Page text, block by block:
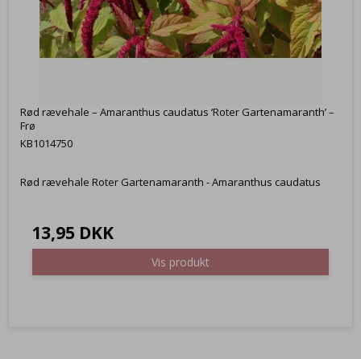
Rød rævehale – Amaranthus caudatus ‘Roter Gartenamaranth’ –
Frø
KB1014750
Rød rævehale Roter Gartenamaranth - Amaranthus caudatus
13,95 DKK
Vis produkt